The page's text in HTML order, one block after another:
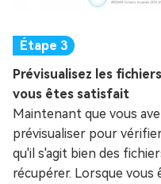
Prévisualisez les
vous êtes satisfait
Maintenant que vous
prévisualiser pour
qu'il s'agit bien des
récupérer. Lorsque